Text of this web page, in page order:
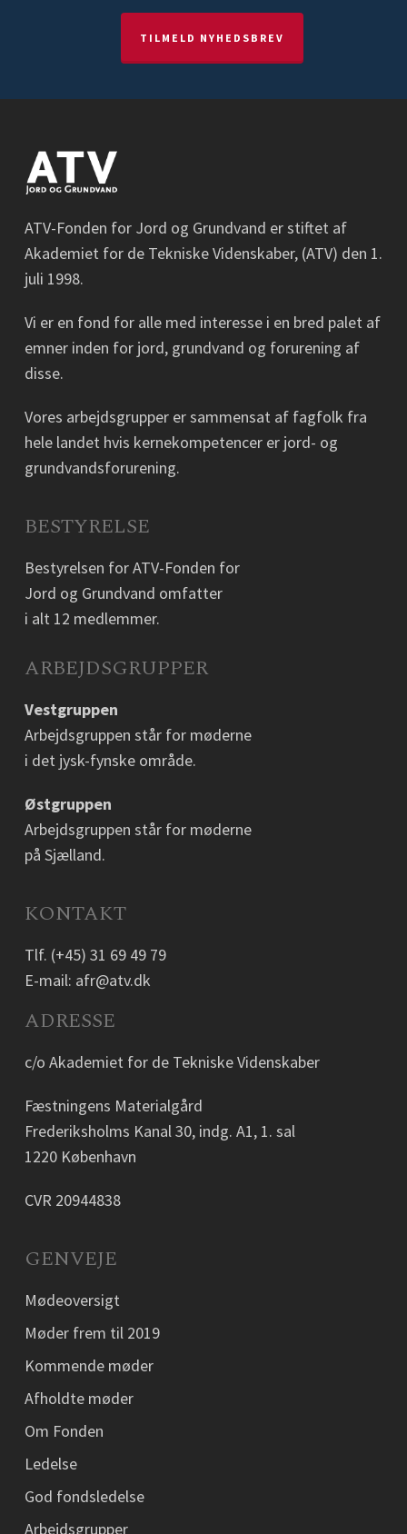
TILMELD NYHEDSBREV
ATV-Fonden for Jord og Grundvand er stiftet af
Akademiet for de Tekniske Videnskaber, (ATV) den 1.
juli 1998.
Vi er en fond for alle med interesse i en bred palet af
emner inden for jord, grundvand og forurening af
disse.
Vores arbejdsgrupper er sammensat af fagfolk fra
hele landet hvis kernekompetencer er jord- og
grundvandsforurening.
BESTYRELSE
Bestyrelsen for ATV-Fonden for
Jord og Grundvand omfatter
i alt 12 medlemmer.
ARBEJDSGRUPPER
Vestgruppen
Arbejdsgruppen står for møderne
i det jysk-fynske område.
Østgruppen
Arbejdsgruppen står for møderne
på Sjælland.
KONTAKT
Tlf. (+45) 31 69 49 79
E-mail: afr@atv.dk
ADRESSE
c/o Akademiet for de Tekniske Videnskaber
Fæstningens Materialgård
Frederiksholms Kanal 30, indg. A1, 1. sal
1220 København
CVR 20944838
GENVEJE
Mødeoversigt
Møder frem til 2019
Kommende møder
Afholdte møder
Om Fonden
Ledelse
God fondsledelse
Arbejdsgrupper